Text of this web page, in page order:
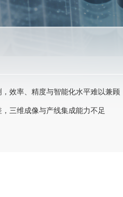
效率、精度与智能化水平难以兼顾
三维成像与产线集成能力不足